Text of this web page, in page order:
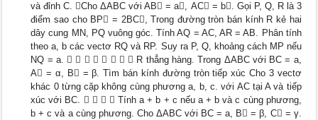
và đỉnh C. Cho ΔABC với AB = a, AC = b. Gọi P, Q, R là 3
điểm sao cho BP = 2BC, Trong đường tròn bán kính R kẻ hai
dây cung MN, PQ vuông góc. Tính AQ = AC, AR = AB. Phân tính
theo a, b các vectơ RQ và RP. Suy ra P, Q, khoảng cách MP nếu
NQ = a.         R thẳng hàng. Trong ΔABC với BC = a,
A = α, B = β. Tìm bán kính đường tròn tiếp xúc Cho 3 vectơ
khác 0 từng cặp không cùng phương a, b, c. với AC tại A và tiếp
xúc với BC.     Tính a + b + c nếu a + b và c cùng phương,
b + c và a cùng phương. Cho ΔABC với BC = a, B = β, C = γ.